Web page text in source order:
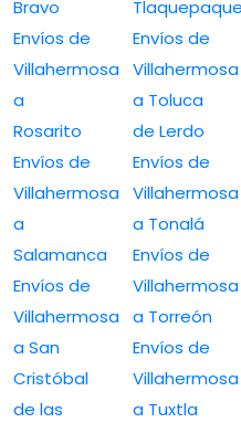
Bravo
Envíos de
Villahermosa
a
Rosarito
Envíos de
Villahermosa
a
Salamanca
Envíos de
Villahermosa
a San
Cristóbal
de las
Envíos de
Villahermosa
a Toluca
de Lerdo
Envíos de
Villahermosa
a Tonalá
Envíos de
Villahermosa
a Torreón
Envíos de
Villahermosa
a Tuxtla